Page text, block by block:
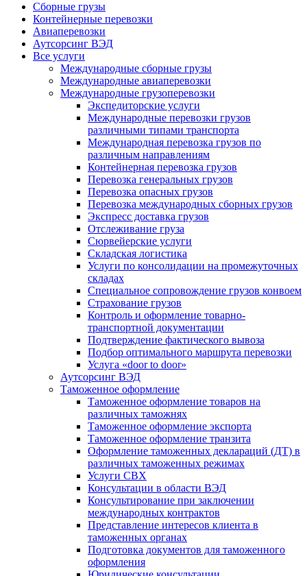
Сборные грузы
Контейнерные перевозки
Авиаперевозки
Аутсорсинг ВЭД
Все услуги
Международные сборные грузы
Международные авиаперевозки
Международные грузоперевозки
Экспедиторские услуги
Международные перевозки грузов
различными типами транспорта
Международная перевозка грузов по
различным направлениям
Контейнерная перевозка грузов
Перевозка генеральных грузов
Перевозка опасных грузов
Перевозка международных сборных грузов
Экспресс доставка грузов
Отслеживание груза
Сюрвейерские услуги
Складская логистика
Услуги по консолидации на промежуточных
складах
Специальное сопровождение грузов конвоем
Страхование грузов
Контроль и оформление товарно-
транспортной документации
Подтверждение фактического вывоза
Подбор оптимального маршрута перевозки
Услуга «door to door»
Аутсорсинг ВЭД
Таможенное оформление
Таможенное оформление товаров на
различных таможнях
Таможенное оформление экспорта
Таможенное оформление транзита
Оформление таможенных деклараций (ДТ) в
различных таможенных режимах
Услуги СВХ
Консультации в области ВЭД
Консультирование при заключении
международных контрактов
Представление интересов клиента в
таможенных органах
Подготовка документов для таможенного
оформления